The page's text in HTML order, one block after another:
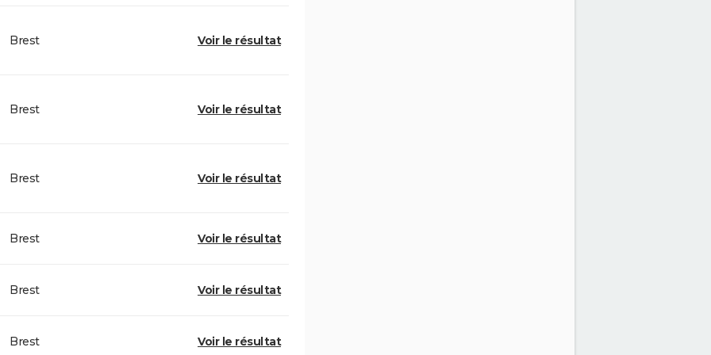
Brest Voir le résultat
Brest Voir le résultat
Brest Voir le résultat
Brest Voir le résultat
Brest Voir le résultat
Brest Voir le résultat